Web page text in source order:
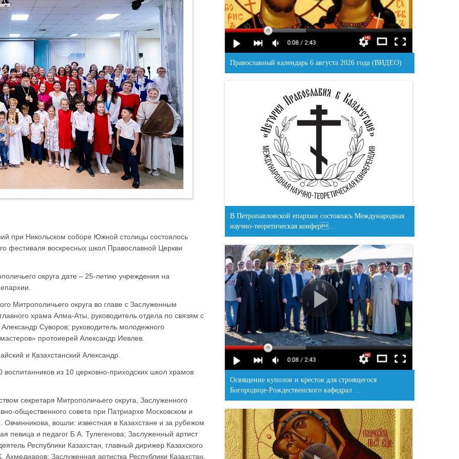
при Никольском соборе Южной столицы состоялось
фестиваля воскресных школ Православной Церкви
округа дате – 25-летию учреждения на
Митрополичьего округа во главе с Заслуженным
храма Алма-Аты, руководитель отдела по связям с
Суворов; руководитель молодежного
протоиерей Александр Иевлев.
и Казахстанский Александр.
из 10 церковно-приходских школ храмов
секретаря Митрополичьего округа, Заслуженного
общественного совета при Патриархе Московском и
вошли: известная в Казахстане и за рубежом
певица и педагог Б.А. Тулегенова; Заслуженный артист
Республики Казахстан, главный дирижер Казахского
Заслуженная артистка Республики Казахстан,
Православный календарь 6 августа 2026 года (ВИДЕО)
В Петропавловской епархии состоялась Международная
научно-теоретическая конфер…
Освящение куполов и крестов для строящегося
Богородице-Рождественского кафедрал …